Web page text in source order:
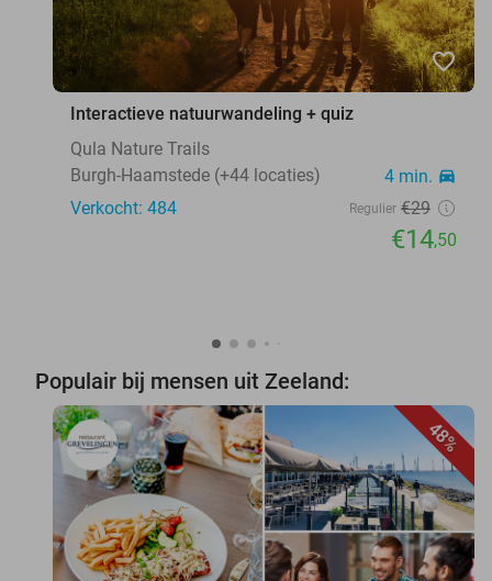
favorite_border
Interactieve natuurwandeling + quiz
Qula Nature Trails
Burgh-Haamstede (+44 locaties)
4 min. directions_car
Verkocht: 484 Regulier €29
€14,50
Populair bij mensen uit Zeeland:
48%